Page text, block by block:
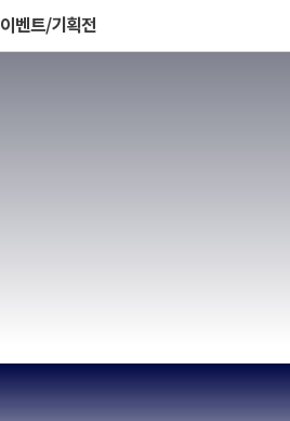
이벤트/기획전